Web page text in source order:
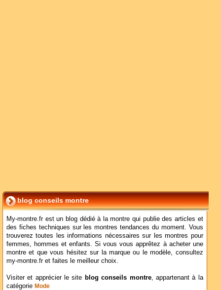
blog conseils montre
My-montre.fr est un blog dédié à la montre qui publie des articles et
des fiches techniques sur les montres tendances du moment. Vous
trouverez toutes les informations nécessaires sur les montres pour
femmes, hommes et enfants. Si vous vous apprêtez à acheter une
montre et que vous hésitez sur la marque ou le modèle, consultez
my-montre.fr et faites le meilleur choix.
Visiter et apprécier le site blog conseils montre, appartenant à la
catégorie Mode